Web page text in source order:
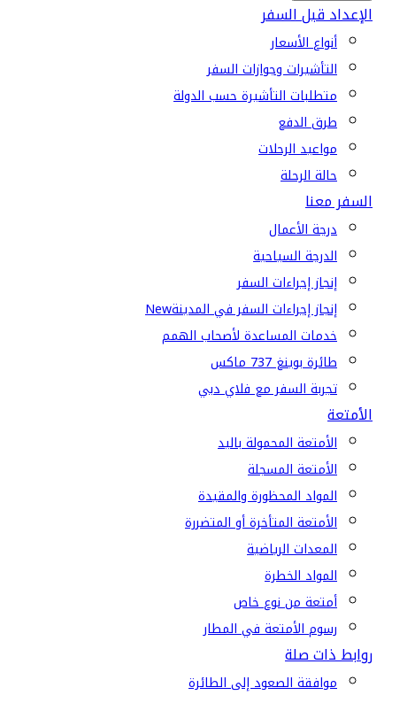
الإعداد قبل السفر
أنواع الأسعار
التأشيرات وجوازات السفر
متطلبات التأشيرة حسب الدولة
طرق الدفع
مواعيد الرحلات
حالة الرحلة
السفر معنا
درجة الأعمال
الدرجة السياحية
إنجاز إجراءات السفر
إنجاز إجراءات السفر في المدينةNew
خدمات المساعدة لأصحاب الهمم
طائرة بوينغ 737 ماكس
تجربة السفر مع فلاي دبي
الأمتعة
الأمتعة المحمولة باليد
الأمتعة المسجلة
المواد المحظورة والمقيدة
الأمتعة المتأخرة أو المتضررة
المعدات الرياضية
المواد الخطرة
أمتعة من نوع خاص
رسوم الأمتعة في المطار
روابط ذات صلة
موافقة الصعود إلى الطائرة